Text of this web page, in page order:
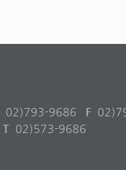
02)793-9686 F
T 02)573-9686